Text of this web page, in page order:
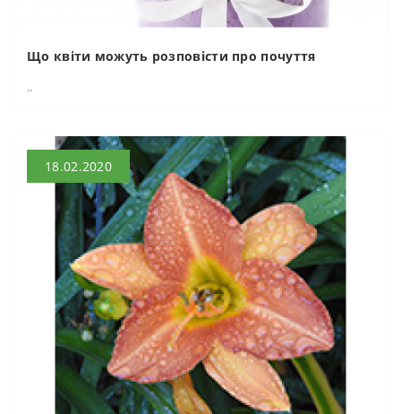
Що квіти можуть розповісти про почуття
..
18.02.2020